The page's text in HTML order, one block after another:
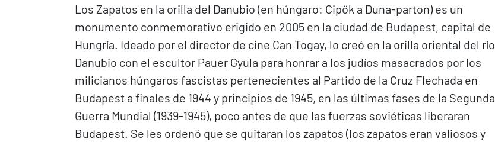
Los Zapatos en la orilla del Danubio (en húngaro: Cipők a Duna-parton) es un
monumento conmemorativo erigido en 2005 en la ciudad de Budapest, capital de
Hungría. Ideado por el director de cine Can Togay, lo creó en la orilla oriental del río
Danubio con el escultor Pauer Gyula para honrar a los judíos masacrados por los
milicianos húngaros fascistas pertenecientes al Partido de la Cruz Flechada en
Budapest a finales de 1944 y principios de 1945, en las últimas fases de la Segunda
Guerra Mundial (1939-1945), poco antes de que las fuerzas soviéticas liberaran
Budapest. Se les ordenó que se quitaran los zapatos (los zapatos eran valiosos y